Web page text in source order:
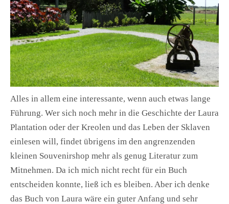
Alles in allem eine interessante, wenn auch etwas lange
Führung. Wer sich noch mehr in die Geschichte der Laura
Plantation oder der Kreolen und das Leben der Sklaven
einlesen will, findet übrigens im den angrenzenden
kleinen Souvenirshop mehr als genug Literatur zum
Mitnehmen. Da ich mich nicht recht für ein Buch
entscheiden konnte, ließ ich es bleiben. Aber ich denke
das Buch von Laura wäre ein guter Anfang und sehr